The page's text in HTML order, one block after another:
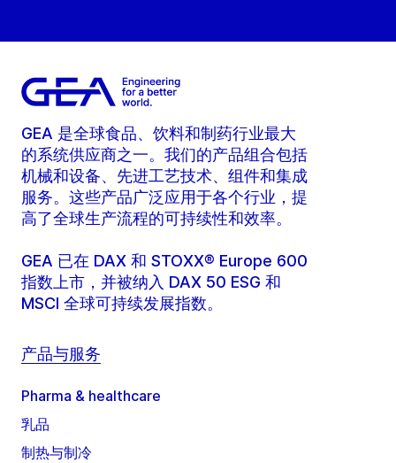
GEA 是全球食品、饮料和制药行业最大
的系统供应商之一。我们的产品组合包括
机械和设备、先进工艺技术、组件和集成
服务。这些产品广泛应用于各个行业，提
高了全球生产流程的可持续性和效率。
GEA 已在 DAX 和 STOXX® Europe 600
指数上市，并被纳入 DAX 50 ESG 和
MSCI 全球可持续发展指数。
产品与服务
Pharma & healthcare
乳品
制热与制冷